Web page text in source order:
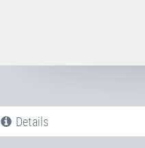
Details